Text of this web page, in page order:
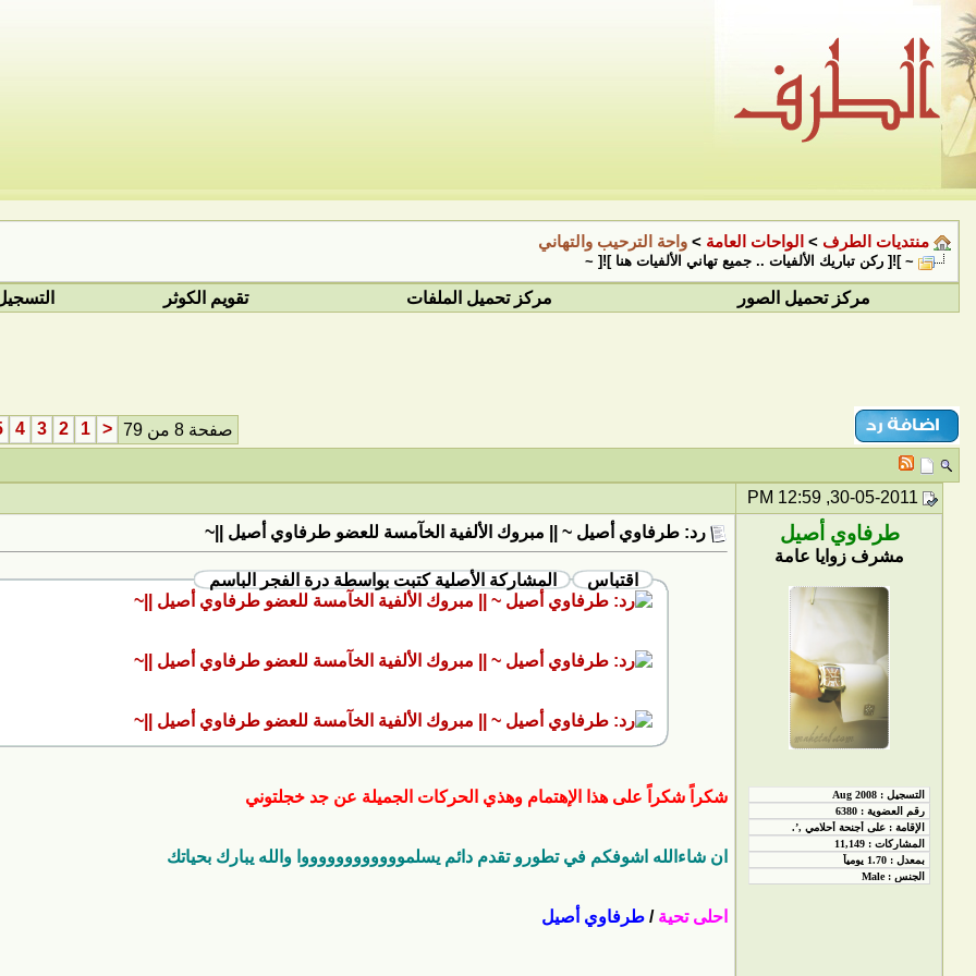
منتديات الطرف > الواحات العامة > واحة الترحيب والتهاني
~ ]![ ركن تباريك الألفيات .. جميع تهاني الألفيات هنا ]![ ~
مركز تحميل الصور
مركز تحميل الملفات تقويم الكوثر
صفحة 8 من 79 <
1
2
3
4
طرفاوي أصيل
مشرف زوايا عامة
رد: طرفاوي أصيل ~ || مبروك الألفية الخآمسة للعضو طرفاوي أصيل ||~
اقتباس المشاركة الأصلية كتبت بواسطة درة الفجر الباسم
شكراً شكراً على هذا الإهتمام وهذي الحركات الجميلة عن جد خجلتوني
ان شاءالله اشوفكم في تطورو تقدم دائم يسلمووووووووووووا والله يبارك بحياتك
احلى تحية / طرفاوي أصيل